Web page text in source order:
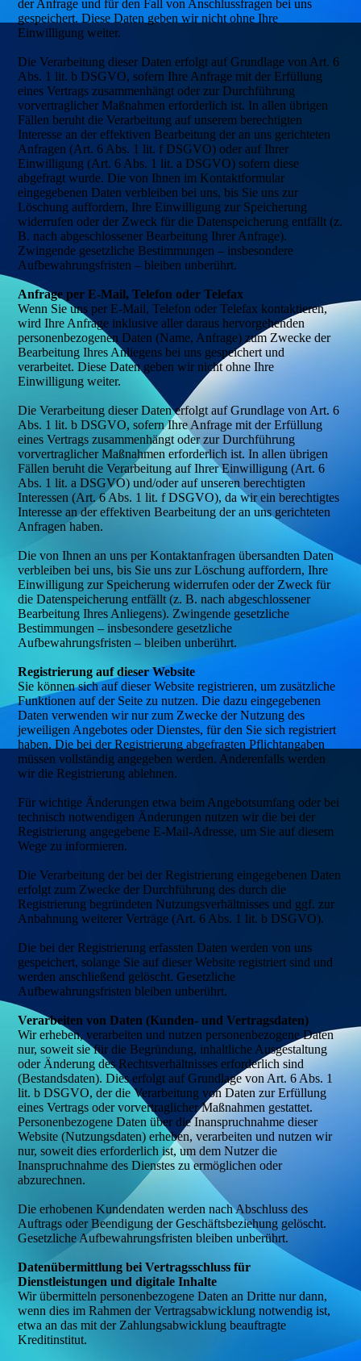
der Anfrage und für den Fall von Anschlussfragen bei uns
gespeichert. Diese Daten geben wir nicht ohne Ihre
Einwilligung weiter.
Die Verarbeitung dieser Daten erfolgt auf Grundlage von Art. 6
Abs. 1 lit. b DSGVO, sofern Ihre Anfrage mit der Erfüllung
eines Vertrags zusammenhängt oder zur Durchführung
vorvertraglicher Maßnahmen erforderlich ist. In allen übrigen
Fällen beruht die Verarbeitung auf unserem berechtigten
Interesse an der effektiven Bearbeitung der an uns gerichteten
Anfragen (Art. 6 Abs. 1 lit. f DSGVO) oder auf Ihrer
Einwilligung (Art. 6 Abs. 1 lit. a DSGVO) sofern diese
abgefragt wurde. Die von Ihnen im Kontaktformular
eingegebenen Daten verbleiben bei uns, bis Sie uns zur
Löschung auffordern, Ihre Einwilligung zur Speicherung
widerrufen oder der Zweck für die Datenspeicherung entfällt (z.
B. nach abgeschlossener Bearbeitung Ihrer Anfrage).
Zwingende gesetzliche Bestimmungen – insbesondere
Aufbewahrungsfristen – bleiben unberührt.
Anfrage per E-Mail, Telefon oder Telefax
Wenn Sie uns per E-Mail, Telefon oder Telefax kontaktieren,
wird Ihre Anfrage inklusive aller daraus hervorgehenden
personenbezogenen Daten (Name, Anfrage) zum Zwecke der
Bearbeitung Ihres Anliegens bei uns gespeichert und
verarbeitet. Diese Daten geben wir nicht ohne Ihre
Einwilligung weiter.
Die Verarbeitung dieser Daten erfolgt auf Grundlage von Art. 6
Abs. 1 lit. b DSGVO, sofern Ihre Anfrage mit der Erfüllung
eines Vertrags zusammenhängt oder zur Durchführung
vorvertraglicher Maßnahmen erforderlich ist. In allen übrigen
Fällen beruht die Verarbeitung auf Ihrer Einwilligung (Art. 6
Abs. 1 lit. a DSGVO) und/oder auf unseren berechtigten
Interessen (Art. 6 Abs. 1 lit. f DSGVO), da wir ein berechtigtes
Interesse an der effektiven Bearbeitung der an uns gerichteten
Anfragen haben.
Die von Ihnen an uns per Kontaktanfragen übersandten Daten
verbleiben bei uns, bis Sie uns zur Löschung auffordern, Ihre
Einwilligung zur Speicherung widerrufen oder der Zweck für
die Datenspeicherung entfällt (z. B. nach abgeschlossener
Bearbeitung Ihres Anliegens). Zwingende gesetzliche
Bestimmungen – insbesondere gesetzliche
Aufbewahrungsfristen – bleiben unberührt.
Registrierung auf dieser Website
Sie können sich auf dieser Website registrieren, um zusätzliche
Funktionen auf der Seite zu nutzen. Die dazu eingegebenen
Daten verwenden wir nur zum Zwecke der Nutzung des
jeweiligen Angebotes oder Dienstes, für den Sie sich registriert
haben. Die bei der Registrierung abgefragten Pflichtangaben
müssen vollständig angegeben werden. Anderenfalls werden
wir die Registrierung ablehnen.
Für wichtige Änderungen etwa beim Angebotsumfang oder bei
technisch notwendigen Änderungen nutzen wir die bei der
Registrierung angegebene E-Mail-Adresse, um Sie auf diesem
Wege zu informieren.
Die Verarbeitung der bei der Registrierung eingegebenen Daten
erfolgt zum Zwecke der Durchführung des durch die
Registrierung begründeten Nutzungsverhältnisses und ggf. zur
Anbahnung weiterer Verträge (Art. 6 Abs. 1 lit. b DSGVO).
Die bei der Registrierung erfassten Daten werden von uns
gespeichert, solange Sie auf dieser Website registriert sind und
werden anschließend gelöscht. Gesetzliche
Aufbewahrungsfristen bleiben unberührt.
Verarbeiten von Daten (Kunden- und Vertragsdaten)
Wir erheben, verarbeiten und nutzen personenbezogene Daten
nur, soweit sie für die Begründung, inhaltliche Ausgestaltung
oder Änderung des Rechtsverhältnisses erforderlich sind
(Bestandsdaten). Dies erfolgt auf Grundlage von Art. 6 Abs. 1
lit. b DSGVO, der die Verarbeitung von Daten zur Erfüllung
eines Vertrags oder vorvertraglicher Maßnahmen gestattet.
Personenbezogene Daten über die Inanspruchnahme dieser
Website (Nutzungsdaten) erheben, verarbeiten und nutzen wir
nur, soweit dies erforderlich ist, um dem Nutzer die
Inanspruchnahme des Dienstes zu ermöglichen oder
abzurechnen.
Die erhobenen Kundendaten werden nach Abschluss des
Auftrags oder Beendigung der Geschäftsbeziehung gelöscht.
Gesetzliche Aufbewahrungsfristen bleiben unberührt.
Datenübermittlung bei Vertragsschluss für
Dienstleistungen und digitale Inhalte
Wir übermitteln personenbezogene Daten an Dritte nur dann,
wenn dies im Rahmen der Vertragsabwicklung notwendig ist,
etwa an das mit der Zahlungsabwicklung beauftragte
Kreditinstitut.